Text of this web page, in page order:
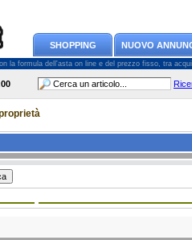
SHOPPING NUOVO
la formula dell'asta on line e del prezzo fisso, tra